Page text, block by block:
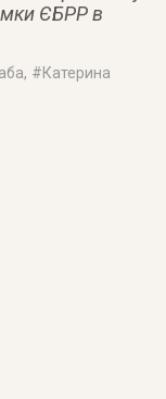
ЄБРР в
, #Катерина